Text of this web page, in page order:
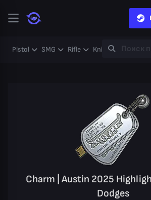
Pistol SMG Rifle Knife Gloves
Charm | Austin 2025
Dodges